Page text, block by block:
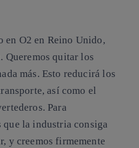
en O2 en Reino Unido,
Queremos quitar los
más. Esto reducirá los
así como el
Para
que la industria consiga
y creemos firmemente